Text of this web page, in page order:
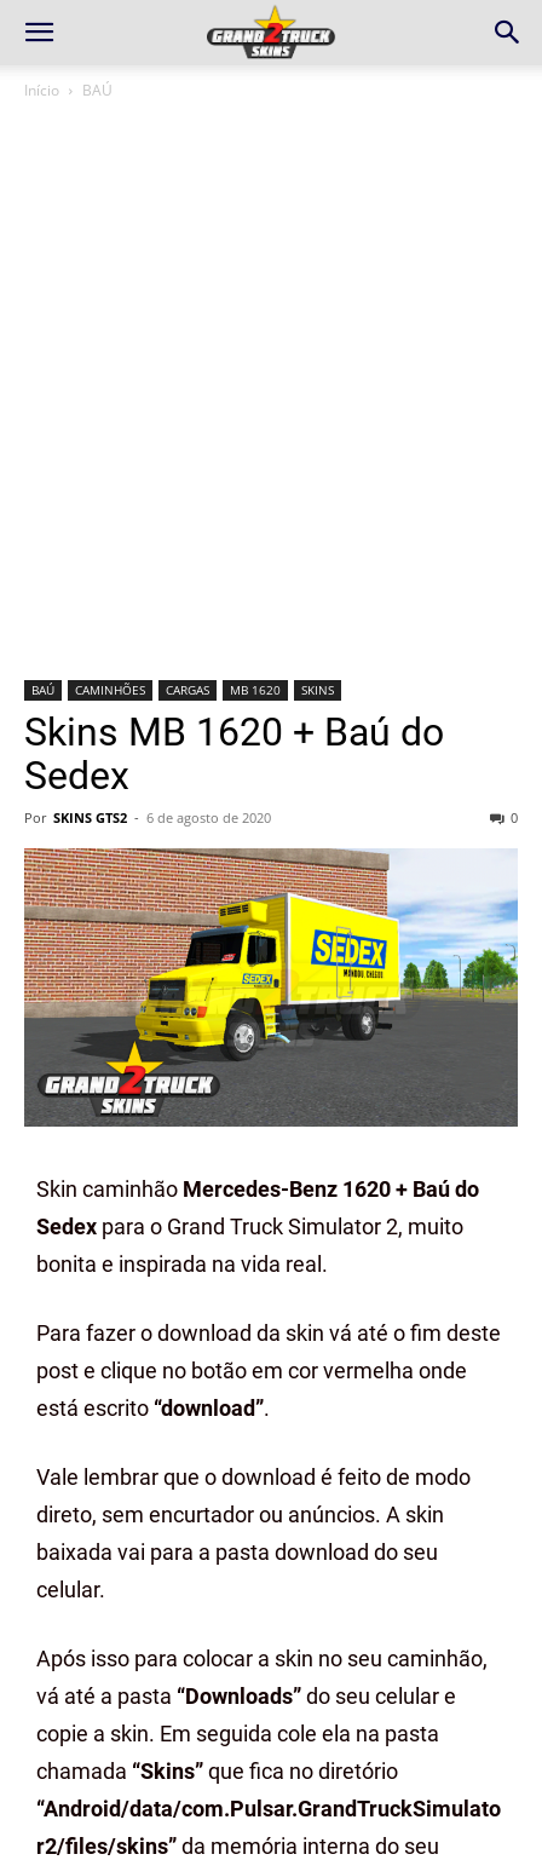
Início BAÚ
BAÚ CAMINHÕES CARGAS MB 1620 SKINS
Skins MB 1620 + Baú do
Sedex
Por SKINS GTS2 - 6 de agosto de 2020 0
Skin caminhão Mercedes-Benz 1620 + Baú do
Sedex para o Grand Truck Simulator 2, muito
bonita e inspirada na vida real.
Para fazer o download da skin vá até o fim deste
post e clique no botão em cor vermelha onde
está escrito “download”.
Vale lembrar que o download é feito de modo
direto, sem encurtador ou anúncios. A skin
baixada vai para a pasta download do seu
celular.
Após isso para colocar a skin no seu caminhão,
vá até a pasta “Downloads”do seu celular e
copie a skin. Em seguida cole ela na pasta
chamada “Skins”que fica no diretório
“Android/data/com.Pulsar.GrandTruckSimulato
r2/files/skins”da memória interna do seu